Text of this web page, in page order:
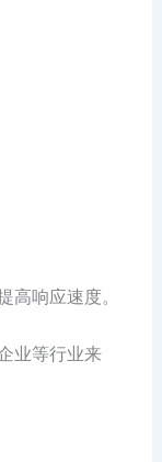
高响应速度。
业等行业来